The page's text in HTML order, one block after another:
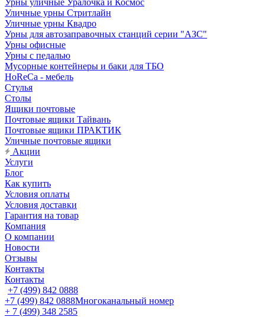
Урны уличные Уралочка и Космос
Уличные урны Стритлайн
Уличные урны Квадро
Урны для автозаправочных станций серии "АЗС"
Урны офисные
Урны с педалью
Мусорные контейнеры и баки для ТБО
HoReCa - мебель
Стулья
Столы
Ящики почтовые
Почтовые ящики Тайвань
Почтовые ящики ПРАКТИК
Уличные почтовые ящики
Акции
Услуги
Блог
Как купить
Условия оплаты
Условия доставки
Гарантия на товар
Компания
О компании
Новости
Отзывы
Контакты
Контакты
+7 (499) 842 0888
+7 (499) 842 0888Многоканальный номер
+ 7 (499) 348 2585